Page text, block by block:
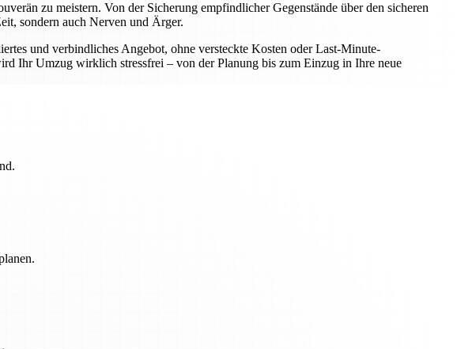
zu meistern. Von der Sicherung empfindlicher Gegenstände über den sicheren
sondern auch Nerven und Ärger.
und verbindliches Angebot, ohne versteckte Kosten oder Last-Minute-
Ihr Umzug wirklich stressfrei – von der Planung bis zum Einzug in Ihre neue